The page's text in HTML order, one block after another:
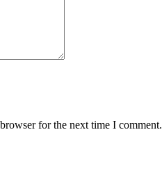
for the next time I comment.